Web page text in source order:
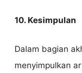
10. Kesimpulan
Dalam bagian
menyimpulkan